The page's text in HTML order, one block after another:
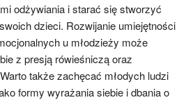
odżywiania i starać się stworzyć
dzieci. Rozwijanie umiejętności
u młodzieży może
z presją rówieśniczą oraz
także zachęcać młodych ludzi
formy wyrażania siebie i dbania o